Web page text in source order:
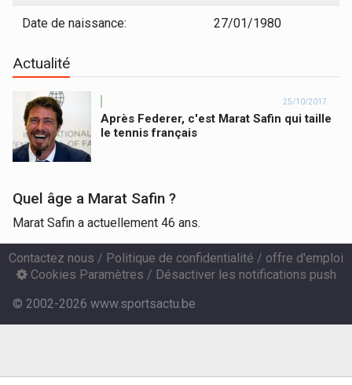
Date de naissance: 27/01/1980
Actualité
25/10/2017
Après Federer, c'est Marat Safin qui taille
le tennis français
Quel âge a Marat Safin ?
Marat Safin a actuellement 46 ans.
Contactez nous / Politique de confidentialité / offre d'emploi
Cookies Paramètres / Désactiver les notifications push
© 2002-2026 www.sportsactu.be